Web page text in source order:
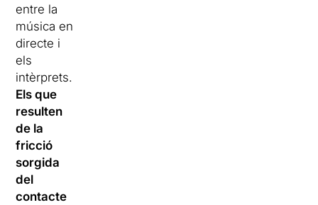
entre la
música en
directe i
els
intèrprets.
Els que
resulten
de la
fricció
sorgida
del
contacte